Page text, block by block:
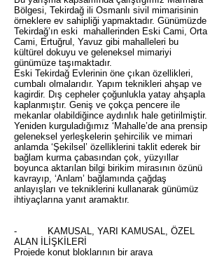
Bölgesi, Tekirdağ ili Osmanlı sivil mimarisinin
örneklere ev sahipliği yapmaktadır. Günümüzde
Tekirdağ’ın eski mahallerinden Eski Cami, Orta
Cami, Ertuğrul, Yavuz gibi mahalleleri bu
kültürel dokuyu ve geleneksel mimariyi
günümüze taşımaktadır.
Eski Tekirdağ Evlerinin öne çıkan özellikleri,
cumbalı olmalarıdır. Yapım teknikleri ahşap ve
kagirdir. Dış cepheler çoğunlukla yatay ahşapla
kaplanmıştır. Geniş ve çokça pencere ile
mekanlar olabildiğince aydınlık hale getirilmiştir.
Yeniden kurguladığımız ‘Mahalle’de ana prensip
geleneksel yerleşkelerin şehircilik ve mimari
anlamda ‘Şekilsel’ özelliklerini taklit ederek bir
bağlam kurma çabasından çok, yüzyıllar
boyunca aktarılan bilgi birikim mirasının özünü
kavrayıp, ‘Anlam’ bağlamında çağdaş
anlayışları ve tekniklerini kullanarak günümüz
ihtiyaçlarına yanıt aramaktır.
- KAMUSAL, YARI KAMUSAL, ÖZEL
ALAN İLİŞKİLERİ
Projede konut bloklarının bir araya